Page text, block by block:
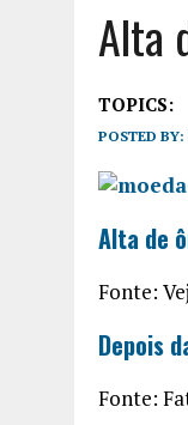
Alta
TOPICS:
POSTED BY:
Alta de
Fonte:
Depois
Fonte: